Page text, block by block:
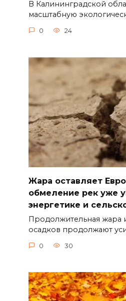
В Калининградской
масштабную
0 24
Жара оставляет
обмеление рек уже
энергетике и
Продолжительная жара
осадков продолжают
0 30